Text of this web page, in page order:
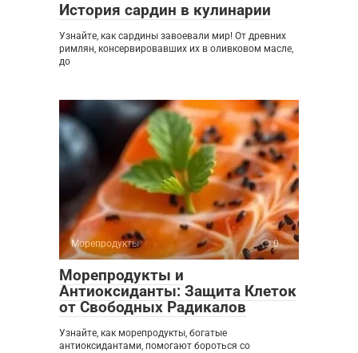
История сардин в кулинарии
Узнайте, как сардины завоевали мир! От древних
римлян, консервировавших их в оливковом масле,
до
Морепродукты 0
Морепродукты и
Антиоксиданты: Защита Клеток
от Свободных Радикалов
Узнайте, как морепродукты, богатые
антиоксидантами, помогают бороться со